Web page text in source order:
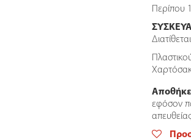
Περίπου
εφόσον